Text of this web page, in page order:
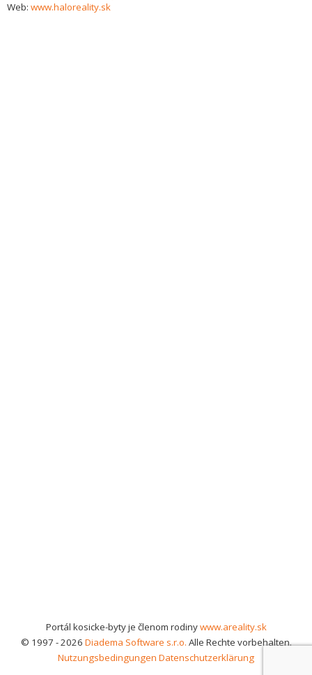
Web: www.haloreality.sk
Portál kosicke-byty je členom rodinywww.areality.sk
© 1997 - 2026 Diadema Software s.r.o. Alle Rechte vorbehalten.
Nutzungsbedingungen Datenschutzerklärung